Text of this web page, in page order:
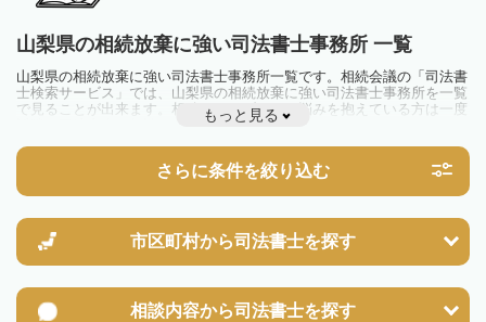
山梨県の相続放棄に強い司法書士事務所 一覧
山梨県の相続放棄に強い司法書士事務所一覧です。相続会議の「司法書
士検索サービス」では、山梨県の相続放棄に強い司法書士事務所を一覧
で見ることが出来ます。相続のトラブルやお悩みを抱えている方は一度
近隣の司法書士に相談してみましょう。
もっと見る
さらに条件を絞り込む
市区町村から司法書士を探す
相談内容から司法書士を探す